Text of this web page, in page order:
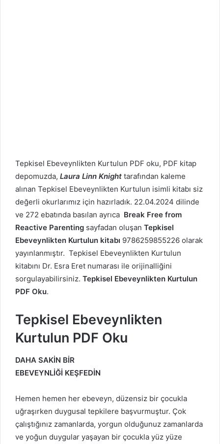
Tepkisel Ebeveynlikten Kurtulun PDF oku, PDF kitap
depomuzda, Laura Linn Knight tarafından kaleme
alınan Tepkisel Ebeveynlikten Kurtulun isimli kitabı siz
değerli okurlarımız için hazırladık. 22.04.2024 dilinde
ve 272 ebatında basılan ayrıca Break Free from
Reactive Parenting sayfadan oluşan Tepkisel
Ebeveynlikten Kurtulun kitabı 9786259855226 olarak
yayınlanmıştır. Tepkisel Ebeveynlikten Kurtulun
kitabını Dr. Esra Eret numarası ile orijinalliğini
sorgulayabilirsiniz. Tepkisel Ebeveynlikten Kurtulun
PDF Oku.
Tepkisel Ebeveynlikten
Kurtulun PDF Oku
DAHA SAKİN BİR
EBEVEYNLİĞİ KEŞFEDİN
Hemen hemen her ebeveyn, düzensiz bir çocukla
uğraşırken duygusal tepkilere başvurmuştur. Çok
çalıştığınız zamanlarda, yorgun olduğunuz zamanlarda
ve yoğun duygular yaşayan bir çocukla yüz yüze